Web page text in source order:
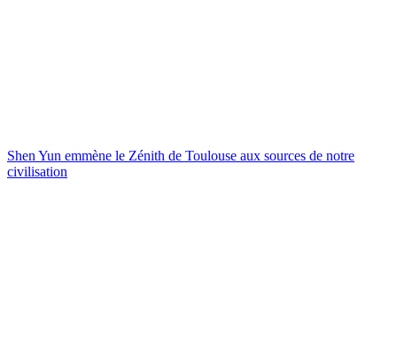
Shen Yun emmène le Zénith de Toulouse aux sources de notre
civilisation